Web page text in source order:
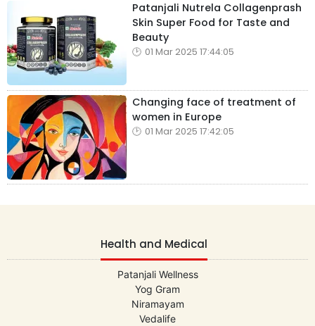
Patanjali Nutrela Collagenprash
Skin Super Food for Taste and
Beauty
01 Mar 2025 17:44:05
Changing face of treatment of
women in Europe
01 Mar 2025 17:42:05
Health and Medical
Patanjali Wellness
Yog Gram
Niramayam
Vedalife